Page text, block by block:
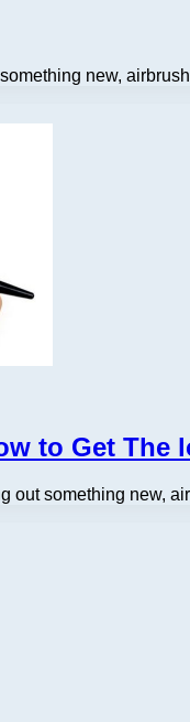
new,
to Get The
out something new,